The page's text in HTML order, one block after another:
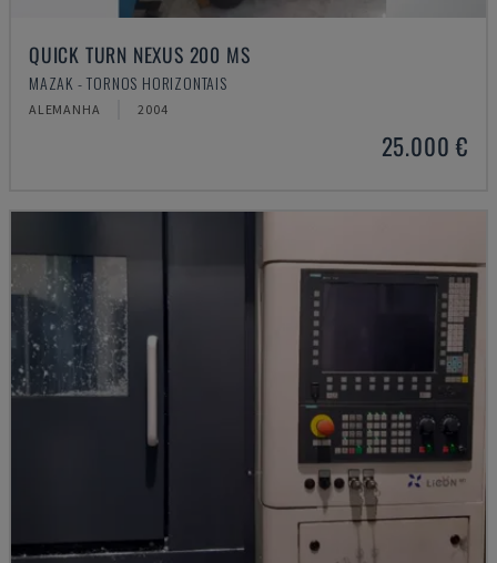
QUICK TURN NEXUS 200 MS
MAZAK - TORNOS HORIZONTAIS
ALEMANHA 2004
25.000 €